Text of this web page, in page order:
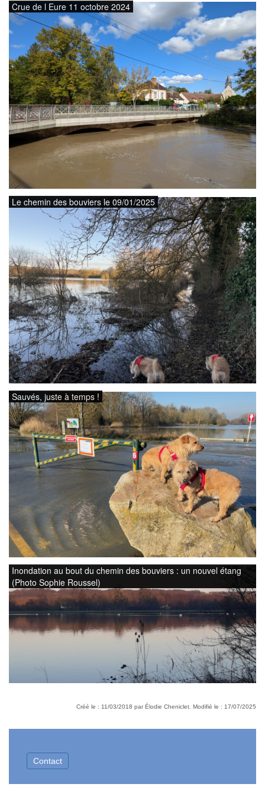
Crue de l Eure 11 octobre 2024
Le chemin des bouviers le 09/01/2025
Sauvés, juste à temps !
Inondation au bout du chemin des bouviers : un nouvel étang
(Photo Sophie Roussel)
Créé le : 11/03/2018 par Élodie Cheniclet. Modifié le : 17/07/2025
Contact